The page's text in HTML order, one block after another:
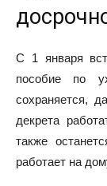
С 1 января
пособие по
сохраняется,
декрета
также
работает на